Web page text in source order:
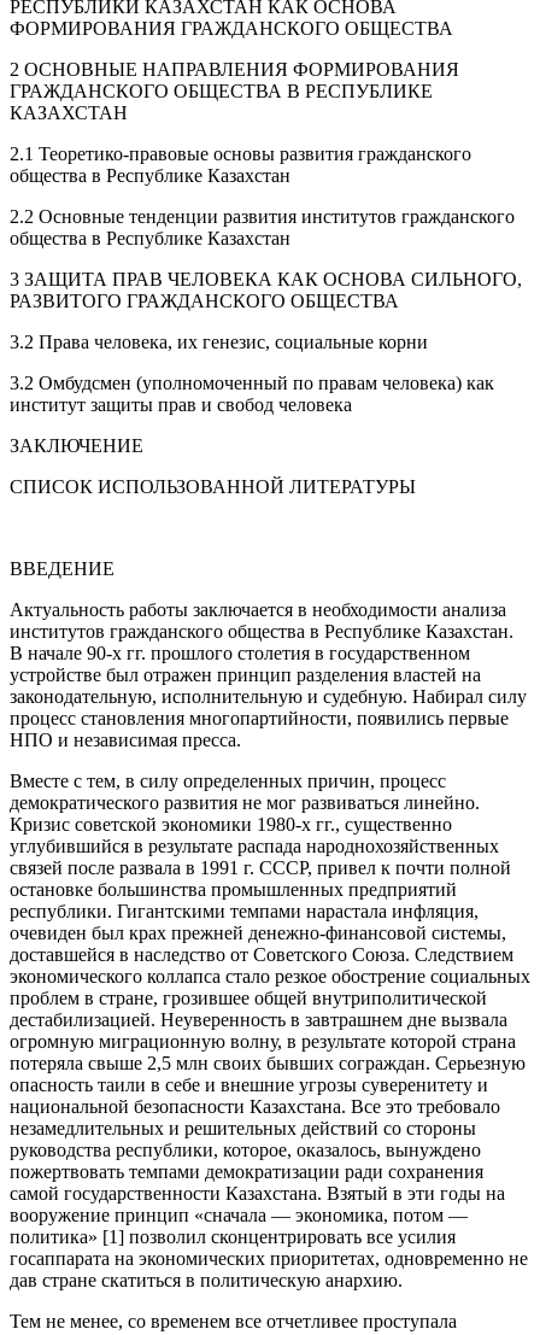
РЕСПУБЛИКИ КАЗАХСТАН КАК ОСНОВА
ФОРМИРОВАНИЯ ГРАЖДАНСКОГО ОБЩЕСТВА
2 ОСНОВНЫЕ НАПРАВЛЕНИЯ ФОРМИРОВАНИЯ
ГРАЖДАНСКОГО ОБЩЕСТВА В РЕСПУБЛИКЕ
КАЗАХСТАН
2.1 Теоретико-правовые основы развития гражданского
общества в Республике Казахстан
2.2 Основные тенденции развития институтов гражданского
общества в Республике Казахстан
3 ЗАЩИТА ПРАВ ЧЕЛОВЕКА КАК ОСНОВА СИЛЬНОГО,
РАЗВИТОГО ГРАЖДАНСКОГО ОБЩЕСТВА
3.2 Права человека, их генезис, социальные корни
3.2 Омбудсмен (уполномоченный по правам человека) как
институт защиты прав и свобод человека
ЗАКЛЮЧЕНИЕ
СПИСОК ИСПОЛЬЗОВАННОЙ ЛИТЕРАТУРЫ
ВВЕДЕНИЕ
Актуальность работы заключается в необходимости анализа
институтов гражданского общества в Республике Казахстан.
В начале 90-х гг. прошлого столетия в государственном
устройстве был отражен принцип разделения властей на
законодательную, исполнительную и судебную. Набирал силу
процесс становления многопартийности, появились первые
НПО и независимая пресса.
Вместе с тем, в силу определенных причин, процесс
демократического развития не мог развиваться линейно.
Кризис советской экономики 1980-х гг., существенно
углубившийся в результате распада народнохозяйственных
связей после развала в 1991 г. СССР, привел к почти полной
остановке большинства промышленных предприятий
республики. Гигантскими темпами нарастала инфляция,
очевиден был крах прежней денежно-финансовой системы,
доставшейся в наследство от Советского Союза. Следствием
экономического коллапса стало резкое обострение социальных
проблем в стране, грозившее общей внутриполитической
дестабилизацией. Неуверенность в завтрашнем дне вызвала
огромную миграционную волну, в результате которой страна
потеряла свыше 2,5 млн своих бывших сограждан. Серьезную
опасность таили в себе и внешние угрозы суверенитету и
национальной безопасности Казахстана. Все это требовало
незамедлительных и решительных действий со стороны
руководства республики, которое, оказалось, вынуждено
пожертвовать темпами демократизации ради сохранения
самой государственности Казахстана. Взятый в эти годы на
вооружение принцип «сначала — экономика, потом —
политика» [1] позволил сконцентрировать все усилия
госаппарата на экономических приоритетах, одновременно не
дав стране скатиться в политическую анархию.
Тем не менее, со временем все отчетливее проступала